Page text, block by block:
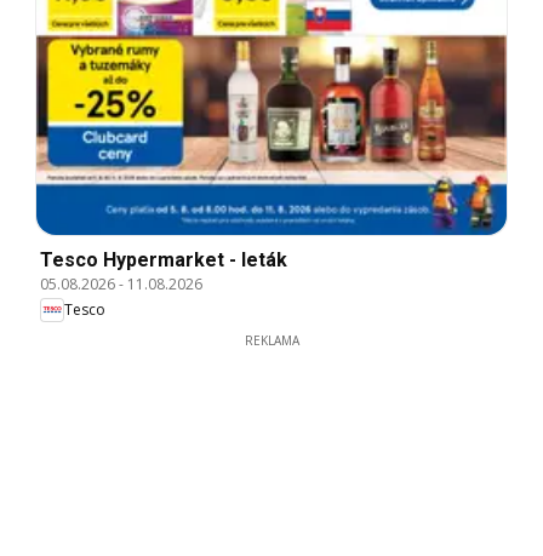
Tesco Hypermarket - leták
05.08.2026- 11.08.2026
Tesco
REKLAMA